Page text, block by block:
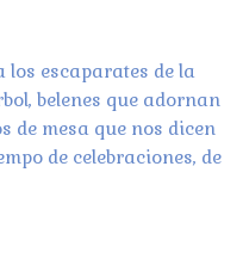
los escaparates de la
belenes que adornan
de mesa que nos dicen
de celebraciones, de